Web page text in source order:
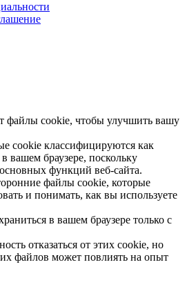
файлы cookie, чтобы улучшить вашу
cookie классифицируются как
вашем браузере, поскольку
функций веб-сайта.
файлы cookie, которые
и понимать, как вы используете
в вашем браузере только с
отказаться от этих cookie, но
файлов может повлиять на опыт